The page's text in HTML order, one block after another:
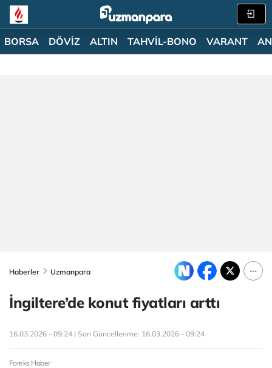
BORSA DÖVİZ ALTIN TAHVİL-BONO VARANT
Haberler Uzmanpara
İngiltere’de konut fiyatları arttı
16.03.2026 - 09:24 | Son Güncellenme: 16.03.2026 - 09:24
Foreks Haber